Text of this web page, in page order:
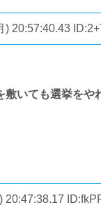
) 20:57:40.43
敷いても選挙をや
20:47:38.17